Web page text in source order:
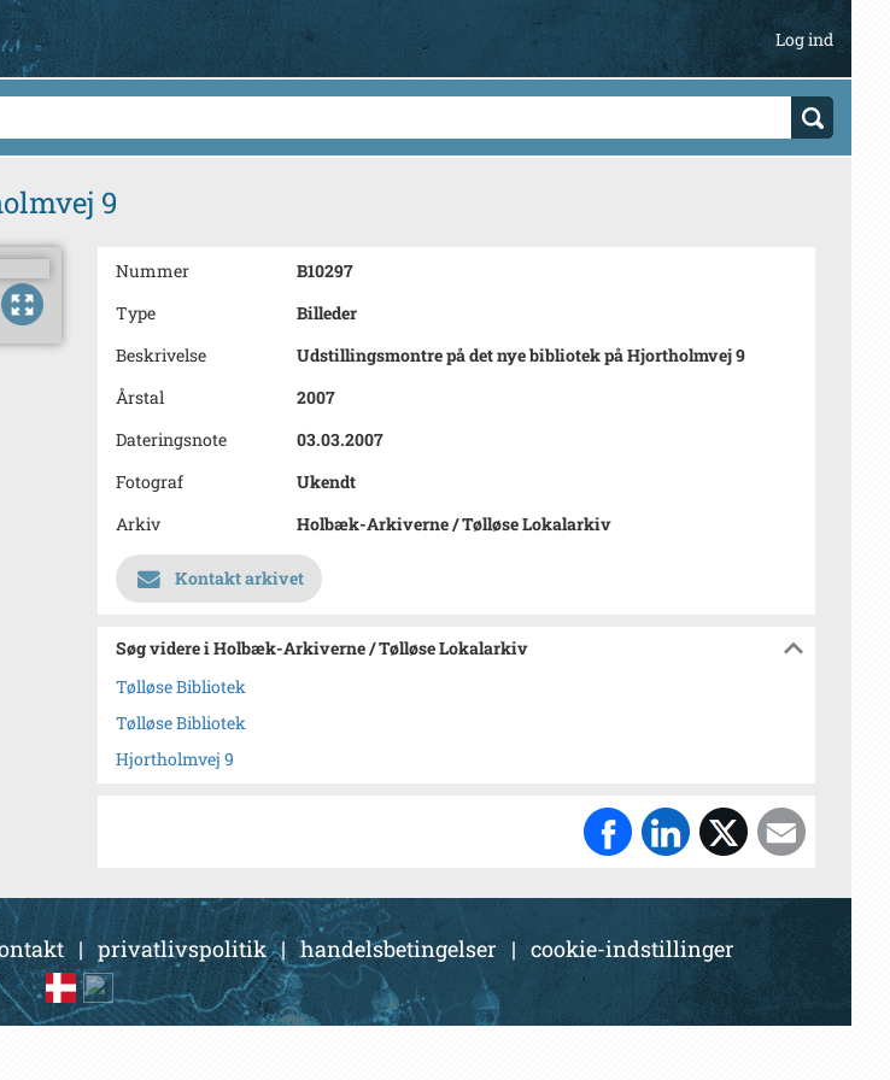
Log ind
9
Nummer
B10297
Type
Billeder
Beskrivelse
Udstillingsmontre på det nye bibliotek på Hjortholmvej 9
Årstal
2007
Dateringsnote
03.03.2007
Fotograf
Ukendt
Arkiv
Holbæk-Arkiverne / Tølløse Lokalarkiv
Kontakt arkivet
Søg videre i Holbæk-Arkiverne / Tølløse Lokalarkiv
Tølløse Bibliotek
Tølløse Bibliotek
Hjortholmvej 9
| privatlivspolitik|handelsbetingelser | cookie-indstillinger